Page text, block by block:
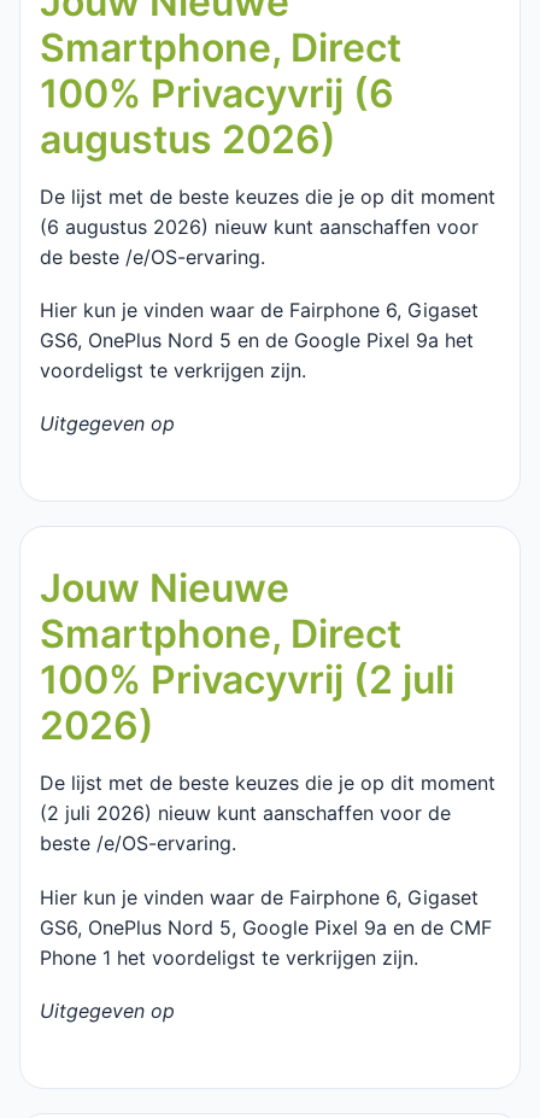
Smartphone, Direct
100% Privacyvrij (6
augustus 2026)
De lijst met de beste keuzes die je op dit moment
(6 augustus 2026) nieuw kunt aanschaffen voor
de beste /e/OS-ervaring.
Hier kun je vinden waar de Fairphone 6, Gigaset
GS6, OnePlus Nord 5 en de Google Pixel 9a het
voordeligst te verkrijgen zijn.
Uitgegeven op
Jouw Nieuwe
Smartphone, Direct
100% Privacyvrij (2 juli
2026)
De lijst met de beste keuzes die je op dit moment
(2 juli 2026) nieuw kunt aanschaffen voor de
beste /e/OS-ervaring.
Hier kun je vinden waar de Fairphone 6, Gigaset
GS6, OnePlus Nord 5, Google Pixel 9a en de CMF
Phone 1 het voordeligst te verkrijgen zijn.
Uitgegeven op